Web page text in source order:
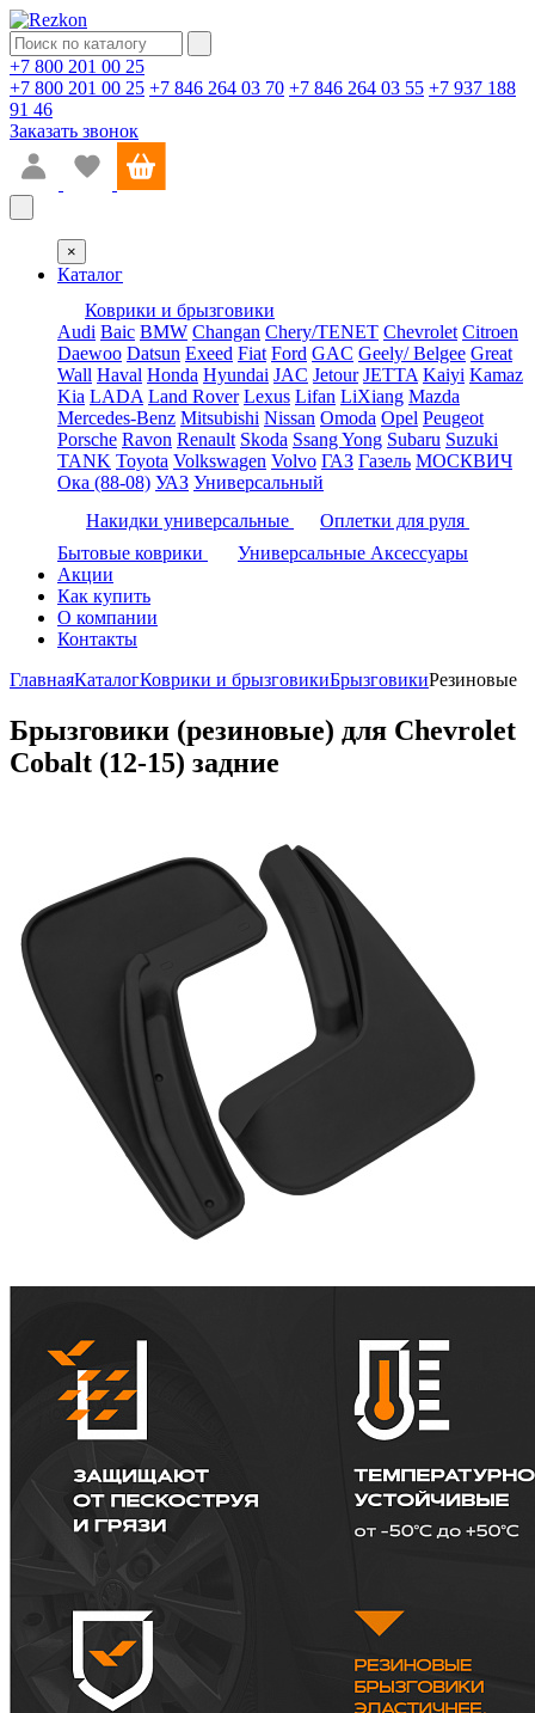
+7 800 201 00 25
+7 800 201 00 25 +7 846 264 03 70 +7 846 264 03 55 +7 937 188
91 46
Заказать звонок
×
Каталог
Коврики и брызговики
Audi Baic BMW Changan Chery/TENET Chevrolet Citroen
Daewoo Datsun Exeed Fiat Ford GAC Geely/ Belgee Great
Wall Haval Honda Hyundai JAC Jetour JETTA Kaiyi Kamaz
Kia LADA Land Rover Lexus Lifan LiXiang Mazda
Mercedes-Benz Mitsubishi Nissan Omoda Opel Peugeot
Porsche Ravon Renault Skoda Ssang Yong Subaru Suzuki
TANK Toyota Volkswagen Volvo ГАЗ Газель МОСКВИЧ
Ока (88-08) УАЗ Универсальный
Накидки универсальные
Оплетки для руля
Бытовые коврики
Универсальные Аксессуары
Акции
Как купить
О компании
Контакты
ГлавнаяКаталогКоврики и брызговикиБрызговикиРезиновые
Брызговики (резиновые) для Chevrolet
Cobalt (12-15) задние